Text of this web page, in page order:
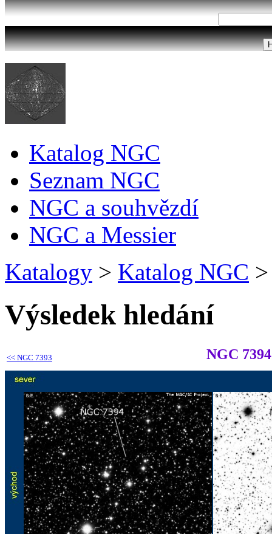
Katalog NGC
Seznam NGC
NGC a souhvězdí
NGC a Messier
Katalogy > Katalog NGC >
Výsledek hledání
<< NGC 7393 NGC 7394